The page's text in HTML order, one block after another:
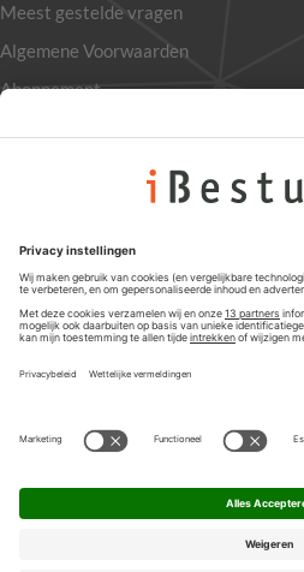
Meest gestelde vragen
Algemene Voorwaarden
Abonnement
Privacyinstellingen